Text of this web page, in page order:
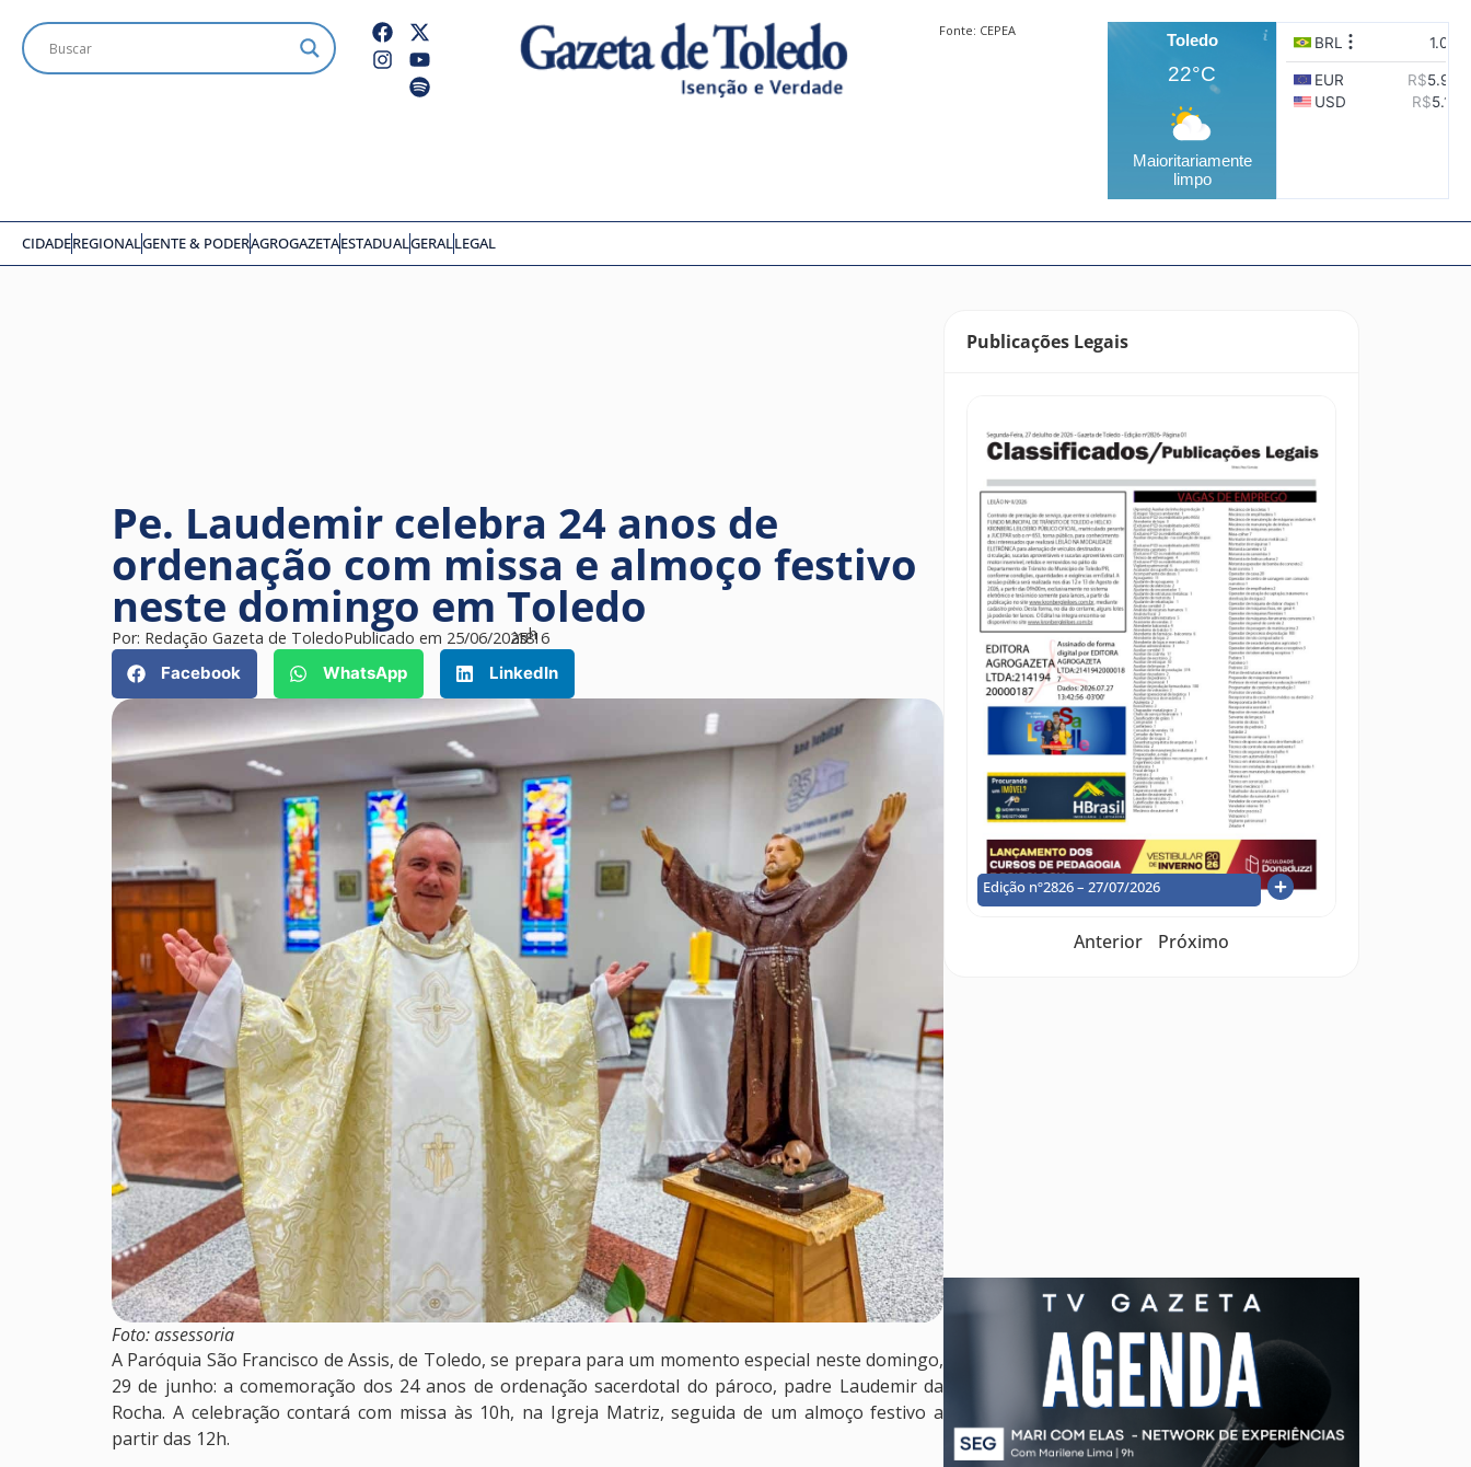
Fonte: CEPEA
Toledo
22°C
Maioritariamente
limpo
CIDADEREGIONALGENTE & PODERAGROGAZETAESTADUALGERALLEGAL
Pe. Laudemir celebra 24 anos de
ordenação com missa e almoço festivo
neste domingo em Toledo
Por: Redação Gazeta de ToledoPublicado em 25/06/2025
às16
h
18
Facebook
WhatsApp LinkedIn
Foto: assessoria
A Paróquia São Francisco de Assis, de Toledo, se prepara para um momento especial neste domingo,
29 de junho: a comemoração dos 24 anos de ordenação sacerdotal do pároco, padre Laudemir da
Rocha. A celebração contará com missa às 10h, na Igreja Matriz, seguida de um almoço festivo a
partir das 12h.
Publicações Legais
Edição nº2826 – 27/07/2026
Anterior Próximo